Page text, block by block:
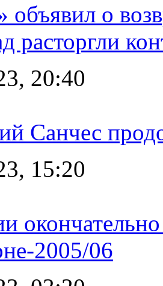
объявил о
расторгли
20:40
Санчес
15:20
2005/06